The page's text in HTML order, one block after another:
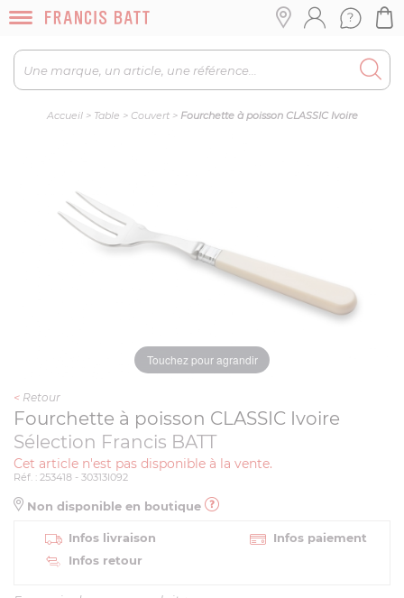
Accueil> Table > Couvert> Fourchette à poisson CLASSIC Ivoire
Touchez pour agrandir
< Retour
Fourchette à poisson CLASSIC Ivoire
Sélection Francis BATT
Cet article n'est pas disponible à la vente.
Réf. : 253418 - 30313I092
Non disponible en boutique
Infos livraison
Infos paiement
Infos retour